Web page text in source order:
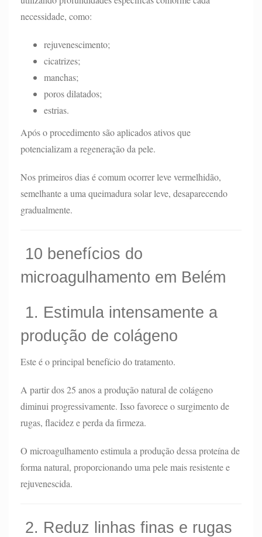
necessidade, como:
rejuvenescimento;
cicatrizes;
manchas;
poros dilatados;
estrias.
Após o procedimento são aplicados ativos que
potencializam a regeneração da pele.
Nos primeiros dias é comum ocorrer leve vermelhidão,
semelhante a uma queimadura solar leve, desaparecendo
gradualmente.
10 benefícios do
microagulhamento em Belém
1. Estimula intensamente a
produção de colágeno
Este é o principal benefício do tratamento.
A partir dos 25 anos a produção natural de colágeno
diminui progressivamente. Isso favorece o surgimento de
rugas, flacidez e perda da firmeza.
O microagulhamento estimula a produção dessa proteína de
forma natural, proporcionando uma pele mais resistente e
rejuvenescida.
2. Reduz linhas finas e rugas